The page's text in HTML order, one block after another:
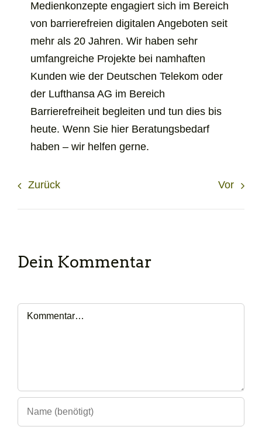
Medienkonzepte engagiert sich im Bereich
von barrierefreien digitalen Angeboten seit
mehr als 20 Jahren. Wir haben sehr
umfangreiche Projekte bei namhaften
Kunden wie der Deutschen Telekom oder
der Lufthansa AG im Bereich
Barrierefreiheit begleiten und tun dies bis
heute. Wenn Sie hier Beratungsbedarf
haben – wir helfen gerne.
Zurück Vor
Dein Kommentar
Kommentar